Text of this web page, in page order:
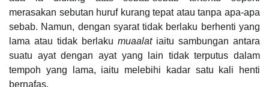
merasakan sebutan huruf kurang tepat atau tanpa apa-apa
sebab. Namun, dengan syarat tidak berlaku berhenti yang
lama atau tidak berlaku muaalatiaitu sambungan antara
suatu ayat dengan ayat yang lain tidak terputus dalam
tempoh yang lama, iaitu melebihi kadar satu kali henti
bernafas.